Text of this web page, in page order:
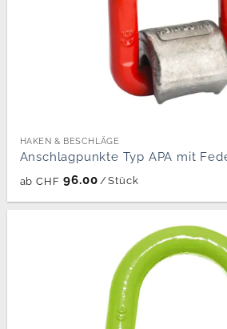
HAKEN & BESCHLÄGE
Anschlagpunkte Typ APA mit
ab CHF 96.00 /Stück